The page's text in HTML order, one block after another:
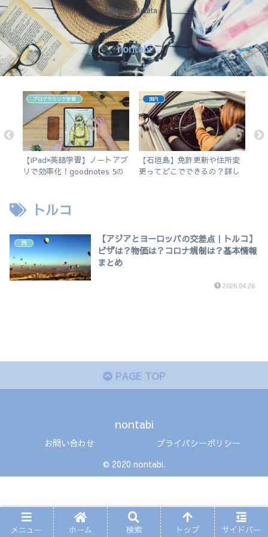
Hakuna Matata !
nontabi
プログラミング学習
【iPad×英語学習】ノートアプ
リで効率化！goodnotes 5の
国内
【石垣島】免許更新や住所変
更ってどこでできるの？詳し
トルコ
旅
【アジアとヨーロッパの交差点｜トルコ】
ビザは？物価は？コロナ規制は？基本情報
まとめ
2026.04.26
PAGE TOP
nontabi
お問い合わせ
プライバシーポリシー
© 2020 nontabi.
メニュー ホーム 検索 トップ サイドバー